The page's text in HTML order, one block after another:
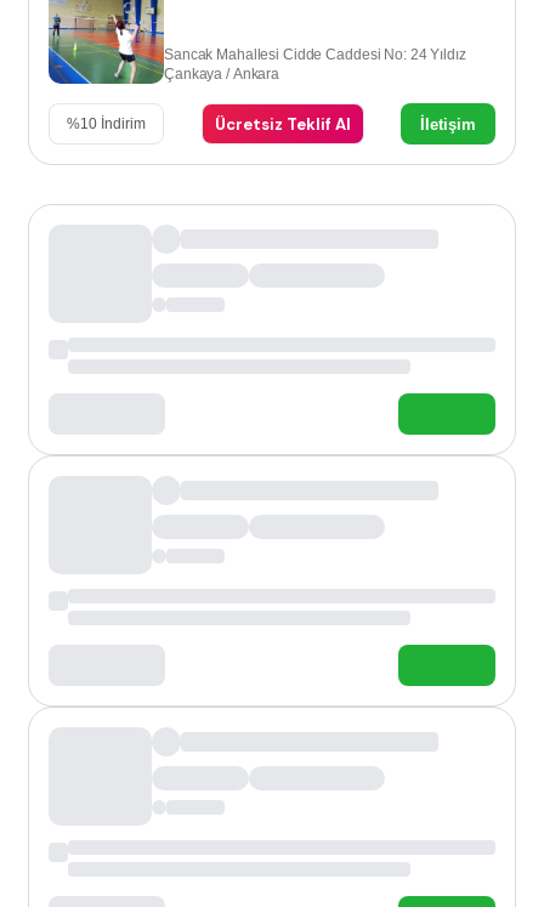
Sancak Mahallesi Cidde Caddesi No: 24 Yıldız
Çankaya / Ankara
%10 İndirim Ücretsiz Teklif Al İletişim